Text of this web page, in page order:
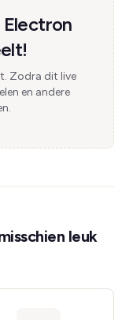
Zodra dit live
en andere
leuk